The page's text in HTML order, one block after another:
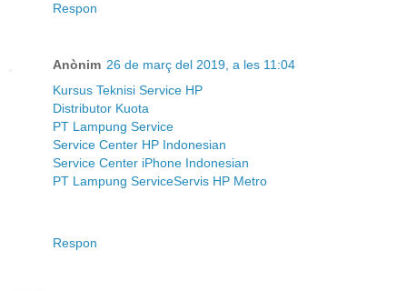
Respon
Anònim 26 de març del 2019, a les 11:04
Kursus Teknisi Service HP
Distributor Kuota
PT Lampung Service
Service Center HP Indonesian
Service Center iPhone Indonesian
PT Lampung ServiceServis HP Metro
Respon